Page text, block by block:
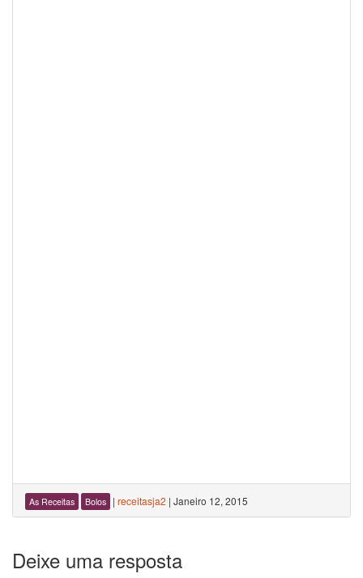
As Receitas Bolos | receitasja2 | Janeiro 12, 2015
Deixe uma resposta